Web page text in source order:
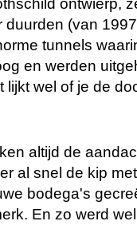
(van
tunnels
en werden
wel of je de
altijd de
al snel de kip
bodega's
En zo werd